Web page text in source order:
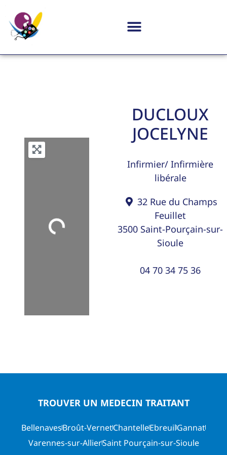
Loading...
DUCLOUX
JOCELYNE
Infirmier/ Infirmière
libérale
32 Rue du Champs
Feuillet
3500 Saint-Pourçain-sur-
Sioule
04 70 34 75 36
TROUVER UN MEDECIN TRAITANT
BellenavesBroût-VernetChantelleEbreuilGannat
Varennes-sur-AllierSaint Pourçain-sur-Sioule